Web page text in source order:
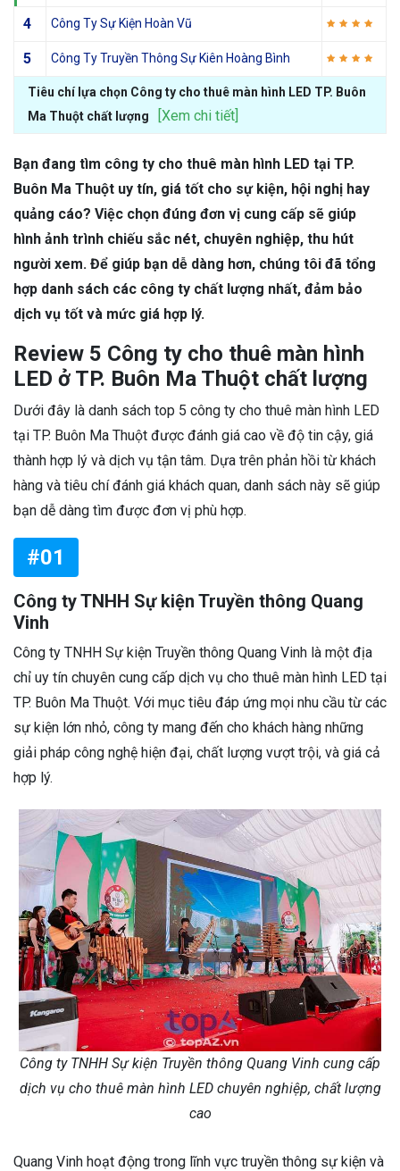
4 Công Ty Sự Kiện Hoàn Vũ
5 Công Ty Truyền Thông Sự Kiên Hoàng Bình
Tiêu chí lựa chọn Công ty cho thuê màn hình LED TP. Buôn
Ma Thuột chất lượng
[Xem chi tiết]
Bạn đang tìm công ty cho thuê màn hình LED tại TP.
Buôn Ma Thuột uy tín, giá tốt cho sự kiện, hội nghị hay
quảng cáo? Việc chọn đúng đơn vị cung cấp sẽ giúp
hình ảnh trình chiếu sắc nét, chuyên nghiệp, thu hút
người xem. Để giúp bạn dễ dàng hơn, chúng tôi đã tổng
hợp danh sách các công ty chất lượng nhất, đảm bảo
dịch vụ tốt và mức giá hợp lý.
Review 5 Công ty cho thuê màn hình
LED ở TP. Buôn Ma Thuột chất lượng
Dưới đây là danh sách top 5 công ty cho thuê màn hình LED
tại TP. Buôn Ma Thuột được đánh giá cao về độ tin cậy, giá
thành hợp lý và dịch vụ tận tâm. Dựa trên phản hồi từ khách
hàng và tiêu chí đánh giá khách quan, danh sách này sẽ giúp
bạn dễ dàng tìm được đơn vị phù hợp.
#01
Công ty TNHH Sự kiện Truyền thông Quang
Vinh
Công ty TNHH Sự kiện Truyền thông Quang Vinh là một địa
chỉ uy tín chuyên cung cấp dịch vụ cho thuê màn hình LED tại
TP. Buôn Ma Thuột. Với mục tiêu đáp ứng mọi nhu cầu từ các
sự kiện lớn nhỏ, công ty mang đến cho khách hàng những
giải pháp công nghệ hiện đại, chất lượng vượt trội, và giá cả
hợp lý.
Công ty TNHH Sự kiện Truyền thông Quang Vinh cung cấp
dịch vụ cho thuê màn hình LED chuyên nghiệp, chất lượng
cao
Quang Vinh hoạt động trong lĩnh vực truyền thông sự kiện và